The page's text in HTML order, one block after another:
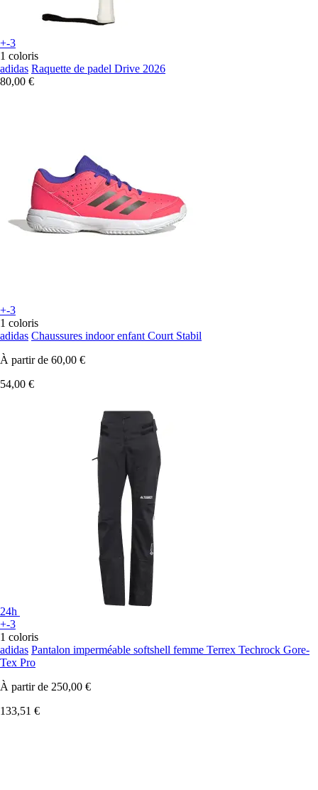
+-3
1 coloris
adidas Raquette de padel Drive 2026
80,00 €
+-3
1 coloris
adidas Chaussures indoor enfant Court Stabil
À partir de 60,00 €
54,00 €
24h
+-3
1 coloris
adidas Pantalon imperméable softshell femme Terrex Techrock Gore-
Tex Pro
À partir de 250,00 €
133,51 €